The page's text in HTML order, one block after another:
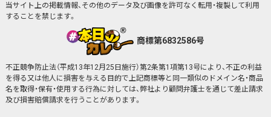
当サイト上の掲載情報、その他のデータ及び画像を許可なく転用・複製して利用
することを禁じます。
商標第6832586号
不正競争防止法（平成13年12月25日施行）第2条第1項第13号により、不正の利益
を得る又は他人に損害を与える目的で上記商標等と同一類似のドメイン名・商品
名を取得・保有・使用する行為に対しては、弊社より顧問弁護士を通じて差止請求
及び損害賠償請求を行うことがあります。